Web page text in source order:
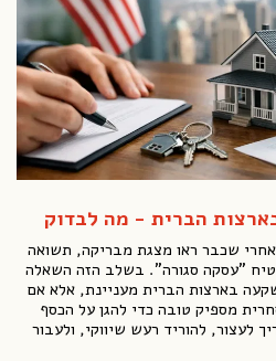
הברית - מה לבדוק
אחרי שכבר ראו מצגת מבריקה, תשואה
"עסקה סגורה". בשלב הזה השאלה
בארצות הברית מעניינת, אלא אם
מספיק טובה כדי להגן על הכסף
לעצור, להוריד רעש שיווקי, ולעבור